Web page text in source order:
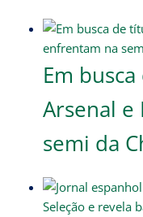
Em
Arsenal e
semi da